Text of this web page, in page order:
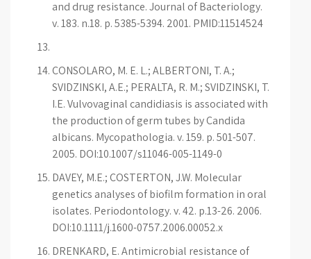
and drug resistance. Journal of Bacteriology.
v. 183. n.18. p. 5385-5394. 2001. PMID:11514524
CONSOLARO, M. E. L.; ALBERTONI, T. A.;
SVIDZINSKI, A.E.; PERALTA, R. M.; SVIDZINSKI, T.
I.E. Vulvovaginal candidiasis is associated with
the production of germ tubes by Candida
albicans. Mycopathologia. v. 159. p. 501-507.
2005. DOI:10.1007/s11046-005-1149-0
DAVEY, M.E.; COSTERTON, J.W. Molecular
genetics analyses of biofilm formation in oral
isolates. Periodontology. v. 42. p.13-26. 2006.
DOI:10.1111/j.1600-0757.2006.00052.x
DRENKARD, E. Antimicrobial resistance of